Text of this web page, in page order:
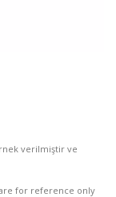
verilmiştir ve
for reference only